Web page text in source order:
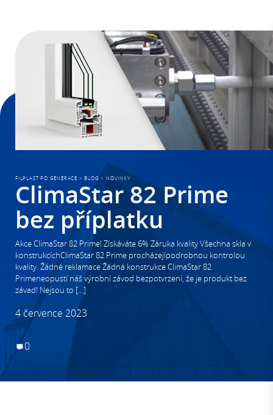
FILPLAST PO GENERACE >BLOG>NOVINKY
ClimaStar 82 Prime
bez příplatku
Akce ClimaStar 82 Prime! Získáváte 6% Záruka kvality Všechna skla v
konstrukcíchClimaStar 82 Prime procházejípodrobnou kontrolou
kvality. Žádné reklamace Žádná konstrukce ClimaStar 82
Primeneopustí náš výrobní závod bezpotvrzení, že je produkt bez
závad! Nejsou to […]
4 července 2023
0